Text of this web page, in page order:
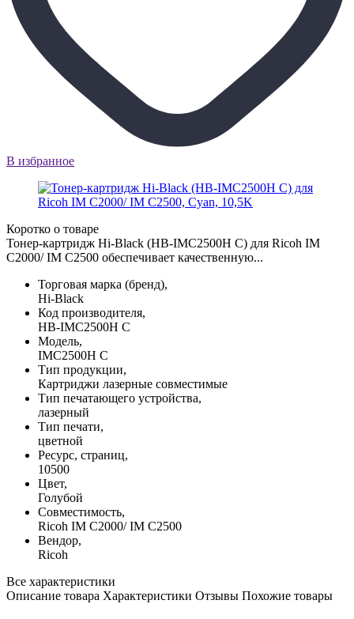
В избранное
Коротко о товаре
Тонер-картридж Hi-Black (HB-IMC2500H C) для Ricoh IM
C2000/ IM C2500 обеспечивает качественную...
Торговая марка (бренд),
Hi-Black
Код производителя,
HB-IMC2500H C
Модель,
IMC2500H C
Тип продукции,
Картриджи лазерные совместимые
Тип печатающего устройства,
лазерный
Тип печати,
цветной
Ресурс, страниц,
10500
Цвет,
Голубой
Совместимость,
Ricoh IM C2000/ IM C2500
Вендор,
Ricoh
Все характеристики
Описание товара Характеристики Отзывы Похожие товары